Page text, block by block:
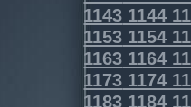
1143 1144
1153 1154
1163 1164
1173 1174
1183 1184